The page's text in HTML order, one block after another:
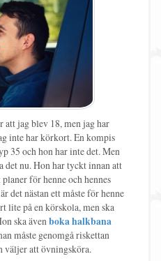
jag blev 18, men jag har
inte har körkort. En kompis
35 och hon har inte det. Men
det nu. Hon har tyckt innan att
för henne och hennes
det nästan ett måste för henne
lite på en körskola, men ska
ska även boka halkbana
måste genomgå riskettan
väljer att övningsköra.